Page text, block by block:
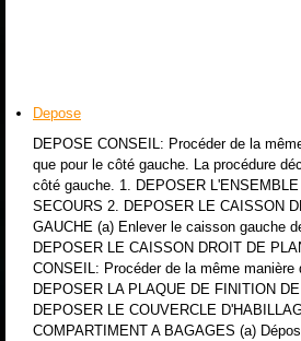
Depose
DEPOSE CONSEIL: Procéder de la
que pour le côté gauche. La procédure
côté gauche. 1. DEPOSER
SECOURS 2. DEPOSER LE CAISSON
GAUCHE (a) Enlever le caisson gauche
DEPOSER LE CAISSON DROIT DE
CONSEIL: Procéder de la même manière
DEPOSER LA PLAQUE DE FINITION
DEPOSER LE COUVERCLE
COMPARTIMENT A BAGAGES (a)